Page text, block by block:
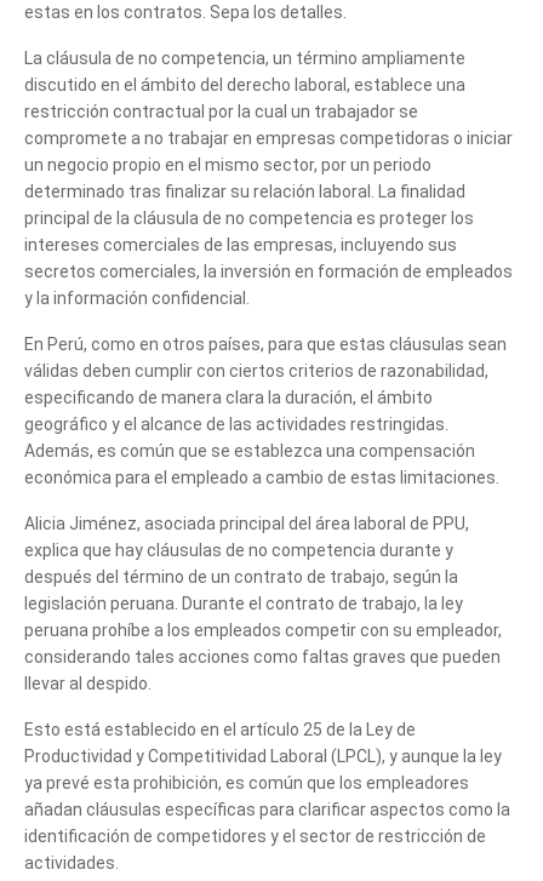
estas en los contratos. Sepa los detalles.
La cláusula de no competencia, un término ampliamente
discutido en el ámbito del derecho laboral, establece una
restricción contractual por la cual un trabajador se
compromete a no trabajar en empresas competidoras o iniciar
un negocio propio en el mismo sector, por un periodo
determinado tras finalizar su relación laboral. La finalidad
principal de la cláusula de no competencia es proteger los
intereses comerciales de las empresas, incluyendo sus
secretos comerciales, la inversión en formación de empleados
y la información confidencial.
En Perú, como en otros países, para que estas cláusulas sean
válidas deben cumplir con ciertos criterios de razonabilidad,
especificando de manera clara la duración, el ámbito
geográfico y el alcance de las actividades restringidas.
Además, es común que se establezca una compensación
económica para el empleado a cambio de estas limitaciones.
Alicia Jiménez, asociada principal del área laboral de PPU,
explica que hay cláusulas de no competencia durante y
después del término de un contrato de trabajo, según la
legislación peruana. Durante el contrato de trabajo, la ley
peruana prohíbe a los empleados competir con su empleador,
considerando tales acciones como faltas graves que pueden
llevar al despido.
Esto está establecido en el artículo 25 de la Ley de
Productividad y Competitividad Laboral (LPCL), y aunque la ley
ya prevé esta prohibición, es común que los empleadores
añadan cláusulas específicas para clarificar aspectos como la
identificación de competidores y el sector de restricción de
actividades.